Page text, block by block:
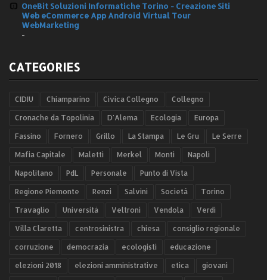
OneBit Soluzioni Informatiche Torino - Creazione Siti
Web eCommerce App Android Virtual Tour
WebMarketing
-
CATEGORIES
CIDIU Chiamparino Civica Collegno Collegno
Cronache da Topolinia D'Alema Ecologia Europa
Fassino Fornero Grillo La Stampa Le Gru Le Serre
Mafia Capitale Maletti Merkel Monti Napoli
Napolitano PdL Personale Punto di Vista
Regione Piemonte Renzi Salvini Società Torino
Travaglio Università Veltroni Vendola Verdi
Villa Claretta centrosinistra chiesa consiglio regionale
corruzione democrazia ecologisti educazione
elezioni 2018 elezioni amministrative etica giovani